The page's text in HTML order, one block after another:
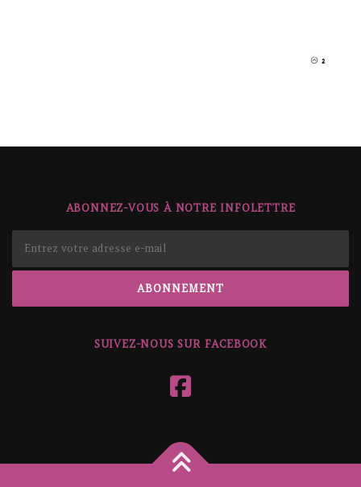
ABONNEZ-VOUS À NOTRE INFOLETTRE
SUIVEZ-NOUS SUR FACEBOOK